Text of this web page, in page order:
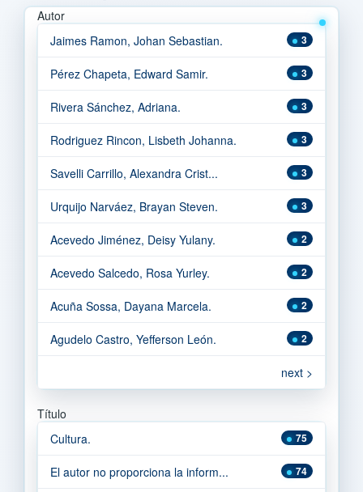
Autor
3
Jaimes Ramon, Johan Sebastian.
3
Pérez Chapeta, Edward Samir.
3
Rivera Sánchez, Adriana.
3
Rodriguez Rincon, Lisbeth Johanna.
3
Savelli Carrillo, Alexandra Crist...
3
Urquijo Narváez, Brayan Steven.
2
Acevedo Jiménez, Deisy Yulany.
2
Acevedo Salcedo, Rosa Yurley.
2
Acuña Sossa, Dayana Marcela.
2
Agudelo Castro, Yefferson León.
next >
Título
75
Cultura.
74
El autor no proporciona la inform...